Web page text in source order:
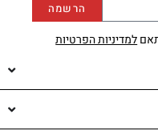
למדיניות הפרטיות
הרשמה